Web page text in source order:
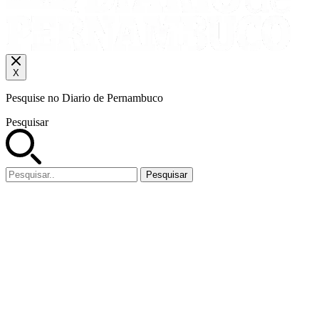
X
Pesquise no Diario de Pernambuco
Pesquisar
Pesquisar